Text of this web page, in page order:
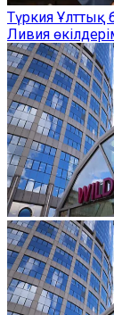
Түркия
Ливия